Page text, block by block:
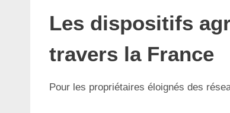
Les dispositifs
travers la France
Pour les propriétaires éloignés des